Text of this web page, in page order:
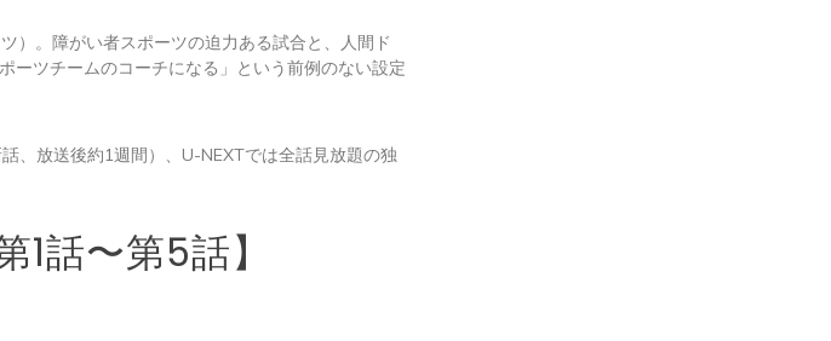
ツ）。障がい者スポーツの迫力ある試合と、人間ド
ーツチームのコーチになる」という前例のない設定
話、放送後約1週間）、U-NEXTでは全話見放題の独
1話〜第5話】